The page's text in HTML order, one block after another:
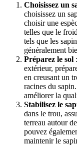
Choisissez un
choisissez un
choisir une
telles que le
tels que les
généralement
Préparez le sol
extérieur,
en creusant un
racines du
améliorer la
Stabilisez le
dans le trou,
terreau autour
pouvez
maintenir le